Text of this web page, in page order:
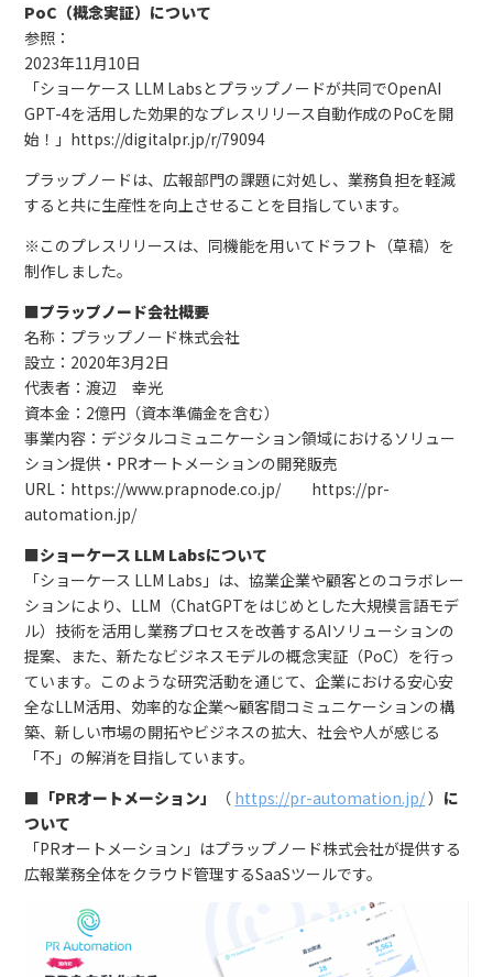
PoC（概念実証）について
参照：
2023年11月10日
「ショーケース LLM Labsとプラップノードが共同でOpenAI
GPT-4を活用した効果的なプレスリリース自動作成のPoCを開
始！」https://digitalpr.jp/r/79094
プラップノードは、広報部門の課題に対処し、業務負担を軽減
すると共に生産性を向上させることを目指しています。
※このプレスリリースは、同機能を用いてドラフト（草稿）を
制作しました。
■プラップノード会社概要
名称：プラップノード株式会社
設立：2020年3月2日
代表者：渡辺 幸光
資本金：2億円（資本準備金を含む）
事業内容：デジタルコミュニケーション領域におけるソリュー
ション提供・PRオートメーションの開発販売
URL：https://www.prapnode.co.jp/ https://pr-
automation.jp/
■ショーケース LLM Labsについて
「ショーケース LLM Labs」は、協業企業や顧客とのコラボレー
ションにより、LLM（ChatGPTをはじめとした大規模言語モデ
ル）技術を活用し業務プロセスを改善するAIソリューションの
提案、また、新たなビジネスモデルの概念実証（PoC）を行っ
ています。このような研究活動を通じて、企業における安心安
全なLLM活用、効率的な企業〜顧客間コミュニケーションの構
築、新しい市場の開拓やビジネスの拡大、社会や人が感じる
「不」の解消を目指しています。
■「PRオートメーション」
（ https://pr-automation.jp/） に
ついて
「PRオートメーション」はプラップノード株式会社が提供する
広報業務全体をクラウド管理するSaaSツールです。